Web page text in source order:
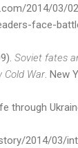
2014/03/
face-
Soviet fates
Cold War. New
through
2014/03/